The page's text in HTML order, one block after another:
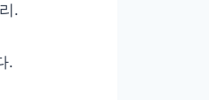
.
.